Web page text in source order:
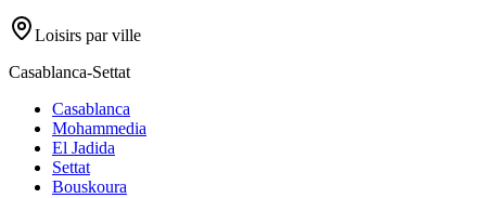
Loisirs par ville
Casablanca-Settat
Casablanca
Mohammedia
El Jadida
Settat
Bouskoura